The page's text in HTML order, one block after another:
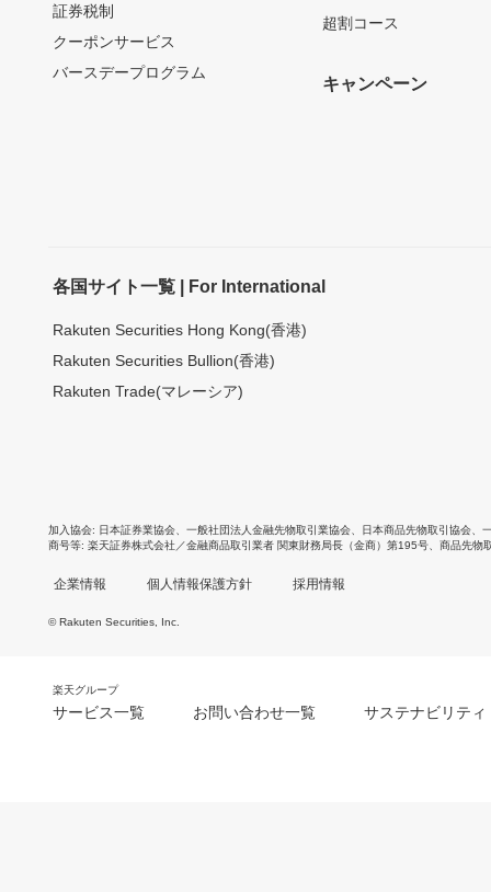
証券税制
クーポンサービス
バースデープログラム
超割コース
キャンペーン
各国サイト一覧 | For International
Rakuten Securities Hong Kong(香港)
Rakuten Securities Bullion(香港)
Rakuten Trade(マレーシア)
加入協会 日本証券業協会 一般社団法人金融先物取引業協会 日本商品先物取引協会
商号等 楽天証券株式会社／金融商品取引業者 関東財務局長（金商）第195号、商品先物
企業情報 個人情報保護方針 採用情報
© Rakuten Securities, Inc.
楽天グループ
サービス一覧 お問い合わせ一覧 サステナビリティ